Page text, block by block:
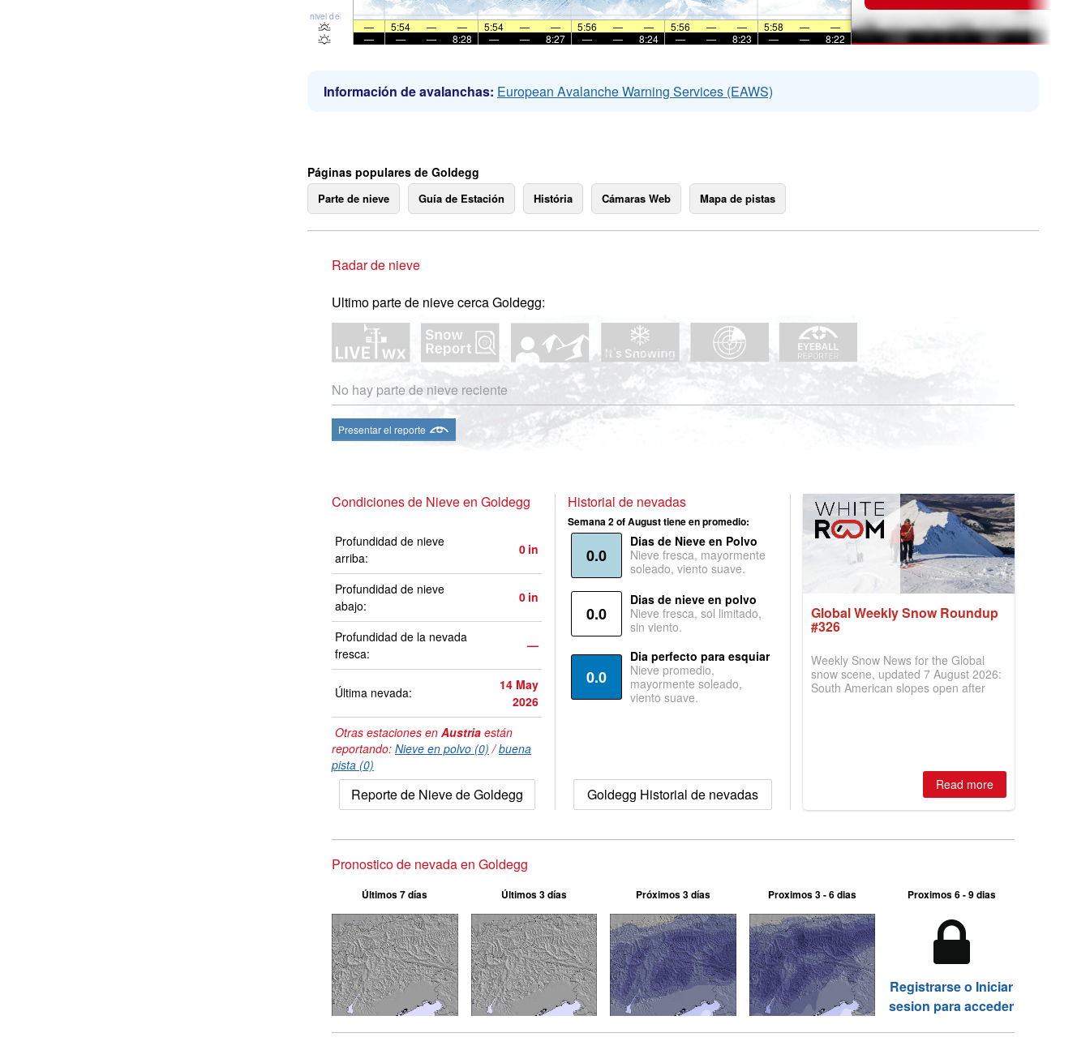
nivel del mar
— 5:54 — — 5:54 — — 5:56 — — 5:56 — — 5:58 —
—
—
— — 8:28 — — 8:27 — — 8:24 — — 8:23 — — 8:22
Información de avalanchas: European Avalanche Warning Services (EAWS)
Páginas populares de Goldegg
Parte de nieve Guía de Estación História Cámaras Web Mapa de pistas
Radar de nieve
Ultimo parte de nieve cerca Goldegg:
No hay parte de nieve reciente
Presentar el reporte
Condiciones de Nieve en Goldegg
Profundidad de nieve
arriba:
0 in
Profundidad de nieve
abajo:
0 in
Profundidad de la nevada
fresca:
—
Última nevada:
14 May
2026
Otras estaciones en Austria están
reportando: Nieve en polvo (0) /buena
pista (0)
Reporte de Nieve de Goldegg
Historial de nevadas
Semana 2 of August tiene en promedio:
0.0
Dias de Nieve en Polvo
Nieve fresca, mayormente
soleado, viento suave.
0.0
Dias de nieve en polvo
Nieve fresca, sol limitado,
sin viento.
0.0
Dia perfecto para esquiar
Nieve promedio,
mayormente soleado,
viento suave.
Goldegg Historial de nevadas
Global Weekly Snow Roundup
#326
Weekly Snow News for the Global
snow scene, updated 7 August 2026:
South American slopes open after
Read more
Pronostico de nevada en Goldegg
Últimos 7 días Últimos 3 días Próximos 3 días Proximos 3 - 6 dias Proximos 6 - 9 dias
Registrarse o Iniciar
sesion para acceder